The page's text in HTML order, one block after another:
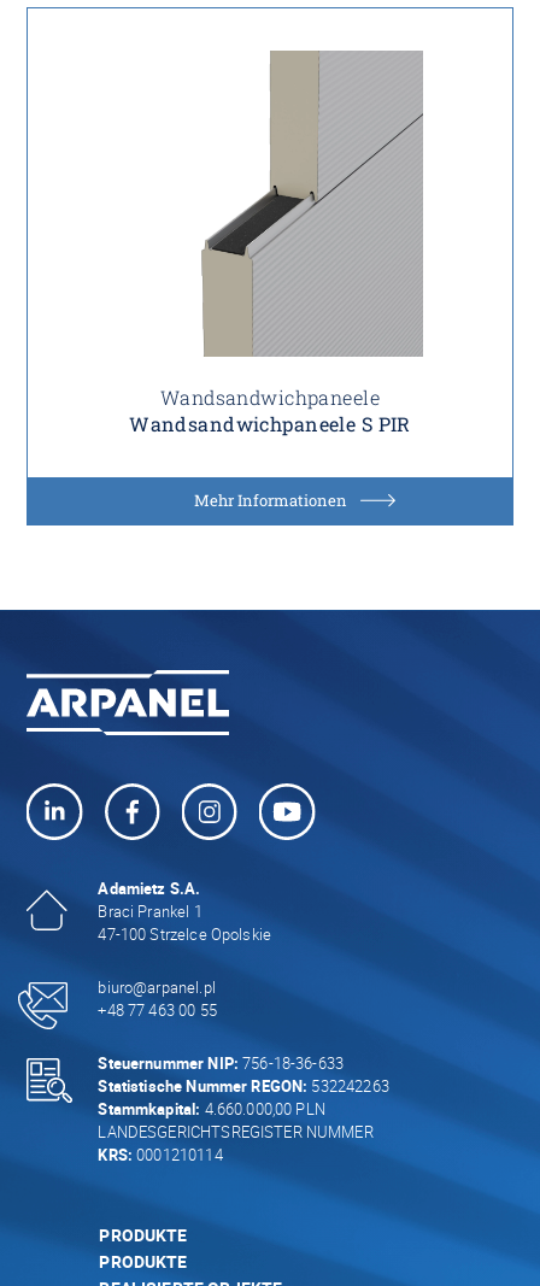
Wandsandwichpaneele
Wandsandwichpaneele S PIR
Mehr Informationen
Adamietz S.A.
Braci Prankel 1
47-100 Strzelce Opolskie
biuro@arpanel.pl
+48 77 463 00 55
Steuernummer NIP: 756-18-36-633
Statistische Nummer REGON: 532242263
Stammkapital: 4.660.000,00 PLN
LANDESGERICHTSREGISTER NUMMER
KRS: 0001210114
PRODUKTE
PRODUKTE